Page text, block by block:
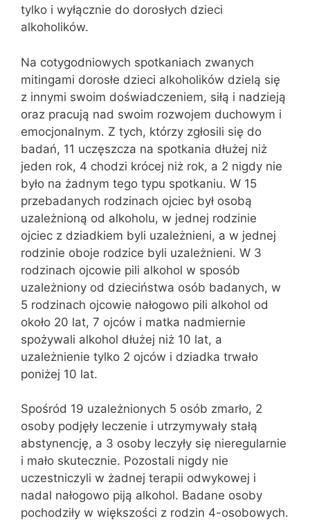
tylko i wyłącznie do dorosłych dzieci
alkoholików.
Na cotygodniowych spotkaniach zwanych
mitingami dorosłe dzieci alkoholików dzielą się
z innymi swoim doświadczeniem, siłą i nadzieją
oraz pracują nad swoim rozwojem duchowym i
emocjonalnym. Z tych, którzy zgłosili się do
badań, 11 uczęszcza na spotkania dłużej niż
jeden rok, 4 chodzi krócej niż rok, a 2 nigdy nie
było na żadnym tego typu spotkaniu. W 15
przebadanych rodzinach ojciec był osobą
uzależnioną od alkoholu, w jednej rodzinie
ojciec z dziadkiem byli uzależnieni, a w jednej
rodzinie oboje rodzice byli uzależnieni. W 3
rodzinach ojcowie pili alkohol w sposób
uzależniony od dzieciństwa osób badanych, w
5 rodzinach ojcowie nałogowo pili alkohol od
około 20 lat, 7 ojców i matka nadmiernie
spożywali alkohol dłużej niż 10 lat, a
uzależnienie tylko 2 ojców i dziadka trwało
poniżej 10 lat.
Spośród 19 uzależnionych 5 osób zmarło, 2
osoby podjęły leczenie i utrzymywały stałą
abstynencję, a 3 osoby leczyły się nieregularnie
i mało skutecznie. Pozostali nigdy nie
uczestniczyli w żadnej terapii odwykowej i
nadal nałogowo piją alkohol. Badane osoby
pochodziły w większości z rodzin 4-osobowych.